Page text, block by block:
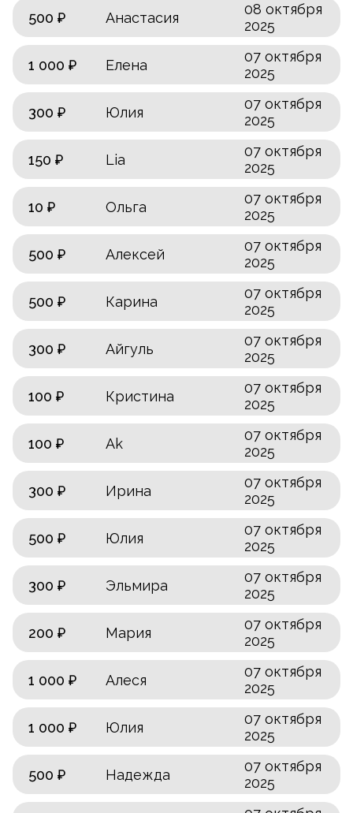
500 ₽ Анастасия
08 октября
2025
1 000 ₽ Елена
07 октября
2025
300 ₽ Юлия
07 октября
2025
150 ₽ Lia
07 октября
2025
10 ₽ Ольга
07 октября
2025
500 ₽ Алексей
07 октября
2025
500 ₽ Карина
07 октября
2025
300 ₽ Айгуль
07 октября
2025
100 ₽ Кристина
07 октября
2025
100 ₽ Ak
07 октября
2025
300 ₽ Ирина
07 октября
2025
500 ₽ Юлия
07 октября
2025
300 ₽ Эльмира
07 октября
2025
200 ₽ Мария
07 октября
2025
1 000 ₽ Алеся
07 октября
2025
1 000 ₽ Юлия
07 октября
2025
500 ₽ Надежда
07 октября
2025